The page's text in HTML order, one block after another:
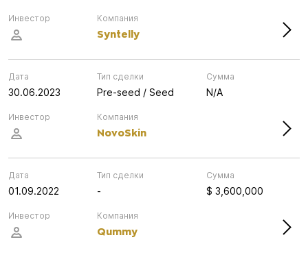
Компания
Syntelly
Инвестор
Дата
30.06.2023
Компания
NovoSkin
Инвестор
Тип сделки
Pre-seed / Seed
Сумма
N/A
Дата
01.09.2022
Компания
Qummy
Инвестор
Тип сделки
-
Сумма
$ 3,600,000